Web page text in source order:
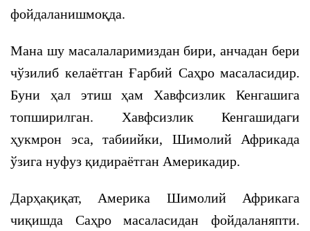
фойдаланишмоқда.
Мана шу масалаларимиздан бири, анчадан бери
чўзилиб келаётган Ғарбий Саҳро масаласидир.
Буни ҳал этиш ҳам Хавфсизлик Кенгашига
топширилган. Хавфсизлик Кенгашидаги
ҳукмрон эса, табиийки, Шимолий Африкада
ўзига нуфуз қидираётган Америкадир.
Дарҳақиқат, Америка Шимолий Африкага
чиқишда Саҳро масаласидан фойдаланяпти.